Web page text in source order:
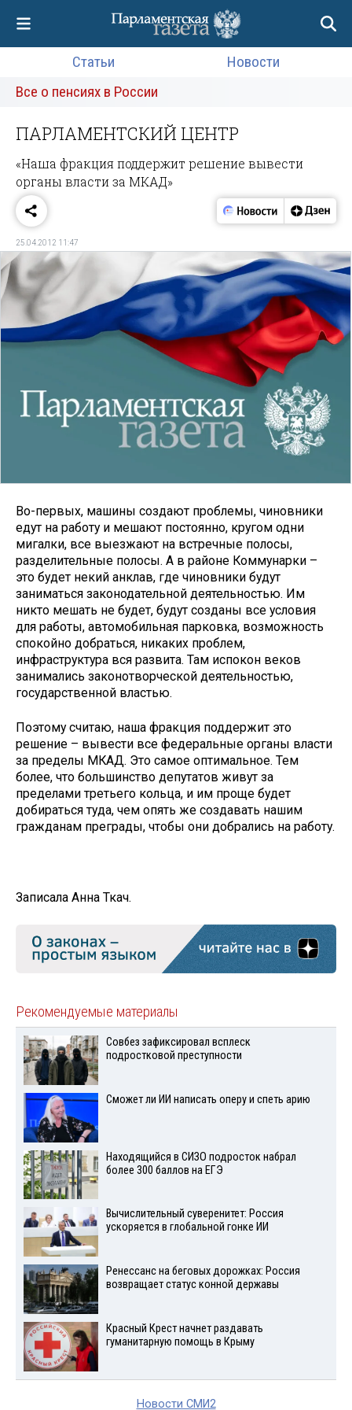
Статьи
Новости
Все о пенсиях в России
ПАРЛАМЕНТСКИЙ ЦЕНТР
«Наша фракция поддержит решение вывести
органы власти за МКАД»
25.04.2012 11:47
Во-первых, машины создают проблемы, чиновники
едут на работу и мешают постоянно, кругом одни
мигалки, все выезжают на встречные полосы,
разделительные полосы. А в районе Коммунарки –
это будет некий анклав, где чиновники будут
заниматься законодательной деятельностью. Им
никто мешать не будет, будут созданы все условия
для работы, автомобильная парковка, возможность
спокойно добраться, никаких проблем,
инфраструктура вся развита. Там испокон веков
занимались законотворческой деятельностью,
государственной властью.
Поэтому считаю, наша фракция поддержит это
решение – вывести все федеральные органы власти
за пределы МКАД. Это самое оптимальное. Тем
более, что большинство депутатов живут за
пределами третьего кольца, и им проще будет
добираться туда, чем опять же создавать нашим
гражданам преграды, чтобы они добрались на работу.
Записала Анна Ткач.
Рекомендуемые материалы
Совбез зафиксировал всплеск
подростковой преступности
Сможет ли ИИ написать оперу и спеть арию
Находящийся в СИЗО подросток набрал
более 300 баллов на ЕГЭ
Вычислительный суверенитет: Россия
ускоряется в глобальной гонке ИИ
Ренессанс на беговых дорожках: Россия
возвращает статус конной державы
Красный Крест начнет раздавать
гуманитарную помощь в Крыму
Новости СМИ2